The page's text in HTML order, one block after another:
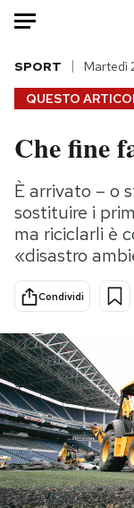
HOME
Italia
Politica
Tecnologia
Internet
Scienza
Cultura
Economia
Sport
PODCAST
NEWSLETTER
QUESTO
SPORT Martedì
Che fine
È arrivato – o
sostituire i
ma riciclarli è
«disastro
Condividi